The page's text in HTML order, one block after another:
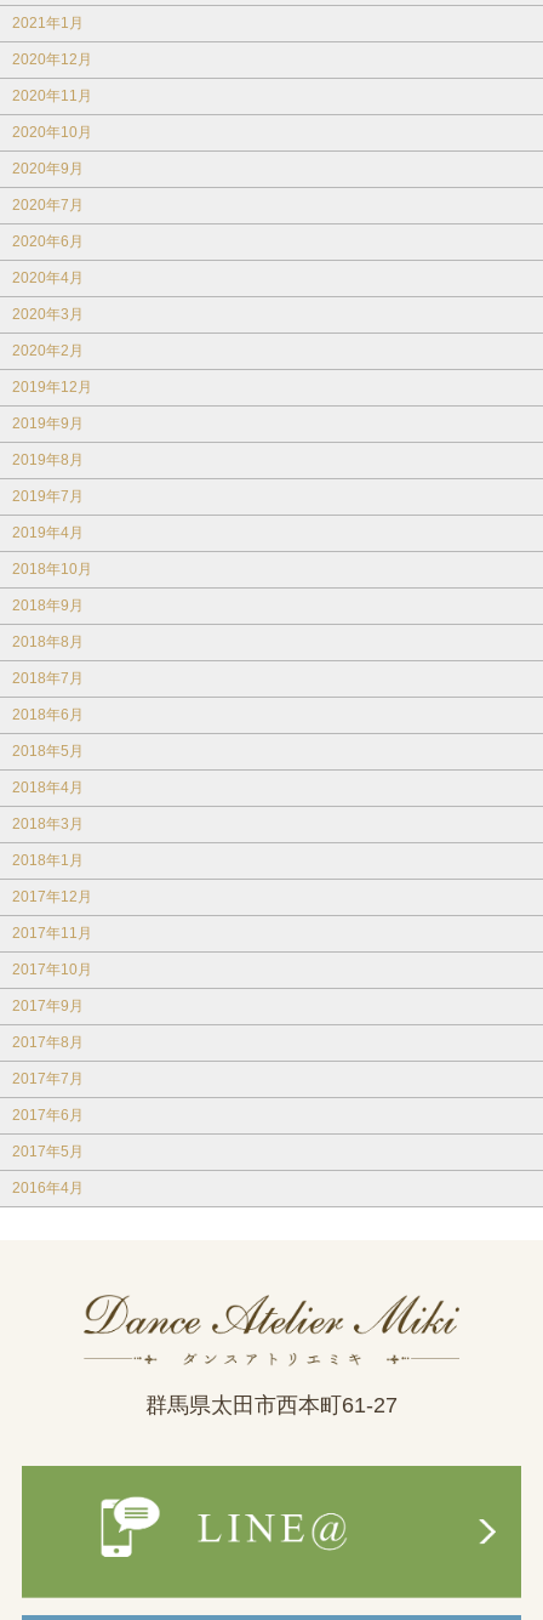
2021年1月
2020年12月
2020年11月
2020年10月
2020年9月
2020年7月
2020年6月
2020年4月
2020年3月
2020年2月
2019年12月
2019年9月
2019年8月
2019年7月
2019年4月
2018年10月
2018年9月
2018年8月
2018年7月
2018年6月
2018年5月
2018年4月
2018年3月
2018年1月
2017年12月
2017年11月
2017年10月
2017年9月
2017年8月
2017年7月
2017年6月
2017年5月
2016年4月
群馬県太田市西本町61-27